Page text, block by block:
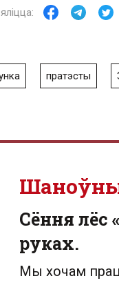
пратэсты
Сёння лёс
руках.
Мы хочам